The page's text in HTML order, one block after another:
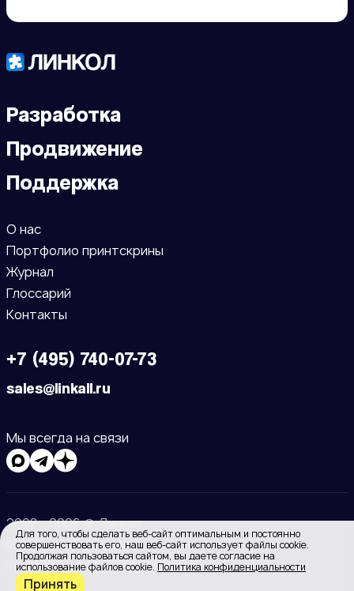
Для того, чтобы сделать веб-сайт оптимальным и постоянно
совершенствовать его, наш веб-сайт использует файлы cookie.
Продолжая пользоваться сайтом, вы даете согласие на
использование файлов cookie. Политика конфиденциальности
Принять
Разработка
Продвижение
Поддержка
О нас
Портфолио принтскрины
Журнал
Глоссарий
Контакты
+7 (495) 740-07-73
sales@linkall.ru
Мы всегда на связи
2008 - 2026 © Линкол
Москва
Владимир
Политика конфиденциальности